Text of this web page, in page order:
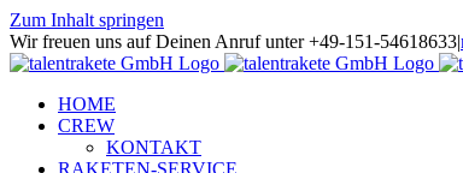
Zum Inhalt springen
Wir freuen uns auf Deinen Anruf unter +49-151-54618633|
HOME
CREW
KONTAKT
RAKETEN-SERVICE